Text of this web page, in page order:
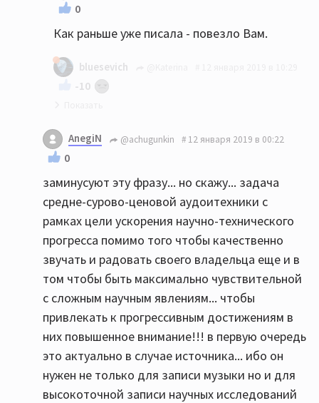
0
Как раньше уже писала - повезло Вам.
bluesevich
-10
Это точно! Отрицание очевидного - тоже
вера. И она пострашнее будет. Ибо приводит
к нехорошим последствиям.
AnegiN @achugunkin 12 января 2019 в 00:22
0
заминусуют эту фразу... но скажу... задача
средне-сурово-ценовой аудоитехники с
рамках цели ускорения научно-технического
прогресса помимо того чтобы качественно
звучать и радовать своего владельца еще и в
том чтобы быть максимально чувствительной
с сложным научным явлениям... чтобы
привлекать к прогрессивным достижениям в
них повышенное внимание!!! в первую очередь
это актуально в случае источника... ибо он
нужен не только для записи музыки но и для
высокоточной записи научных исследований